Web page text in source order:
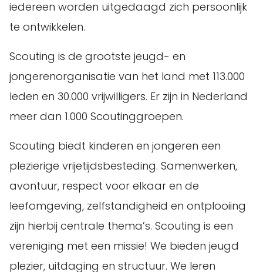
iedereen worden uitgedaagd zich persoonlijk
te ontwikkelen.
Scouting is de grootste jeugd- en
jongerenorganisatie van het land met 113.000
leden en 30.000 vrijwilligers. Er zijn in Nederland
meer dan 1.000 Scoutinggroepen.
Scouting biedt kinderen en jongeren een
plezierige vrijetijdsbesteding. Samenwerken,
avontuur, respect voor elkaar en de
leefomgeving, zelfstandigheid en ontplooiing
zijn hierbij centrale thema’s. Scouting is een
vereniging met een missie! We bieden jeugd
plezier, uitdaging en structuur. We leren